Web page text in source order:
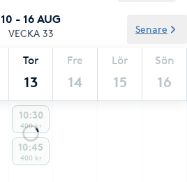
10 - 16 AUG
VECKA 33
Tor
13
Fre
14
Lör
15
Sön
16
Senare
10:30
400 kr
10:45
400 kr